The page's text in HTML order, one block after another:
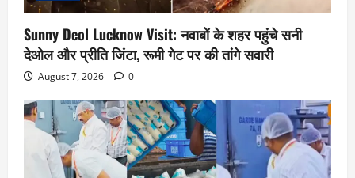
Sunny Deol Lucknow Visit: नवाबों के शहर पहुंचे सनी
देओल और प्रीति जिंटा, रूमी गेट पर की तांगे सवारी
August 7, 2026 0